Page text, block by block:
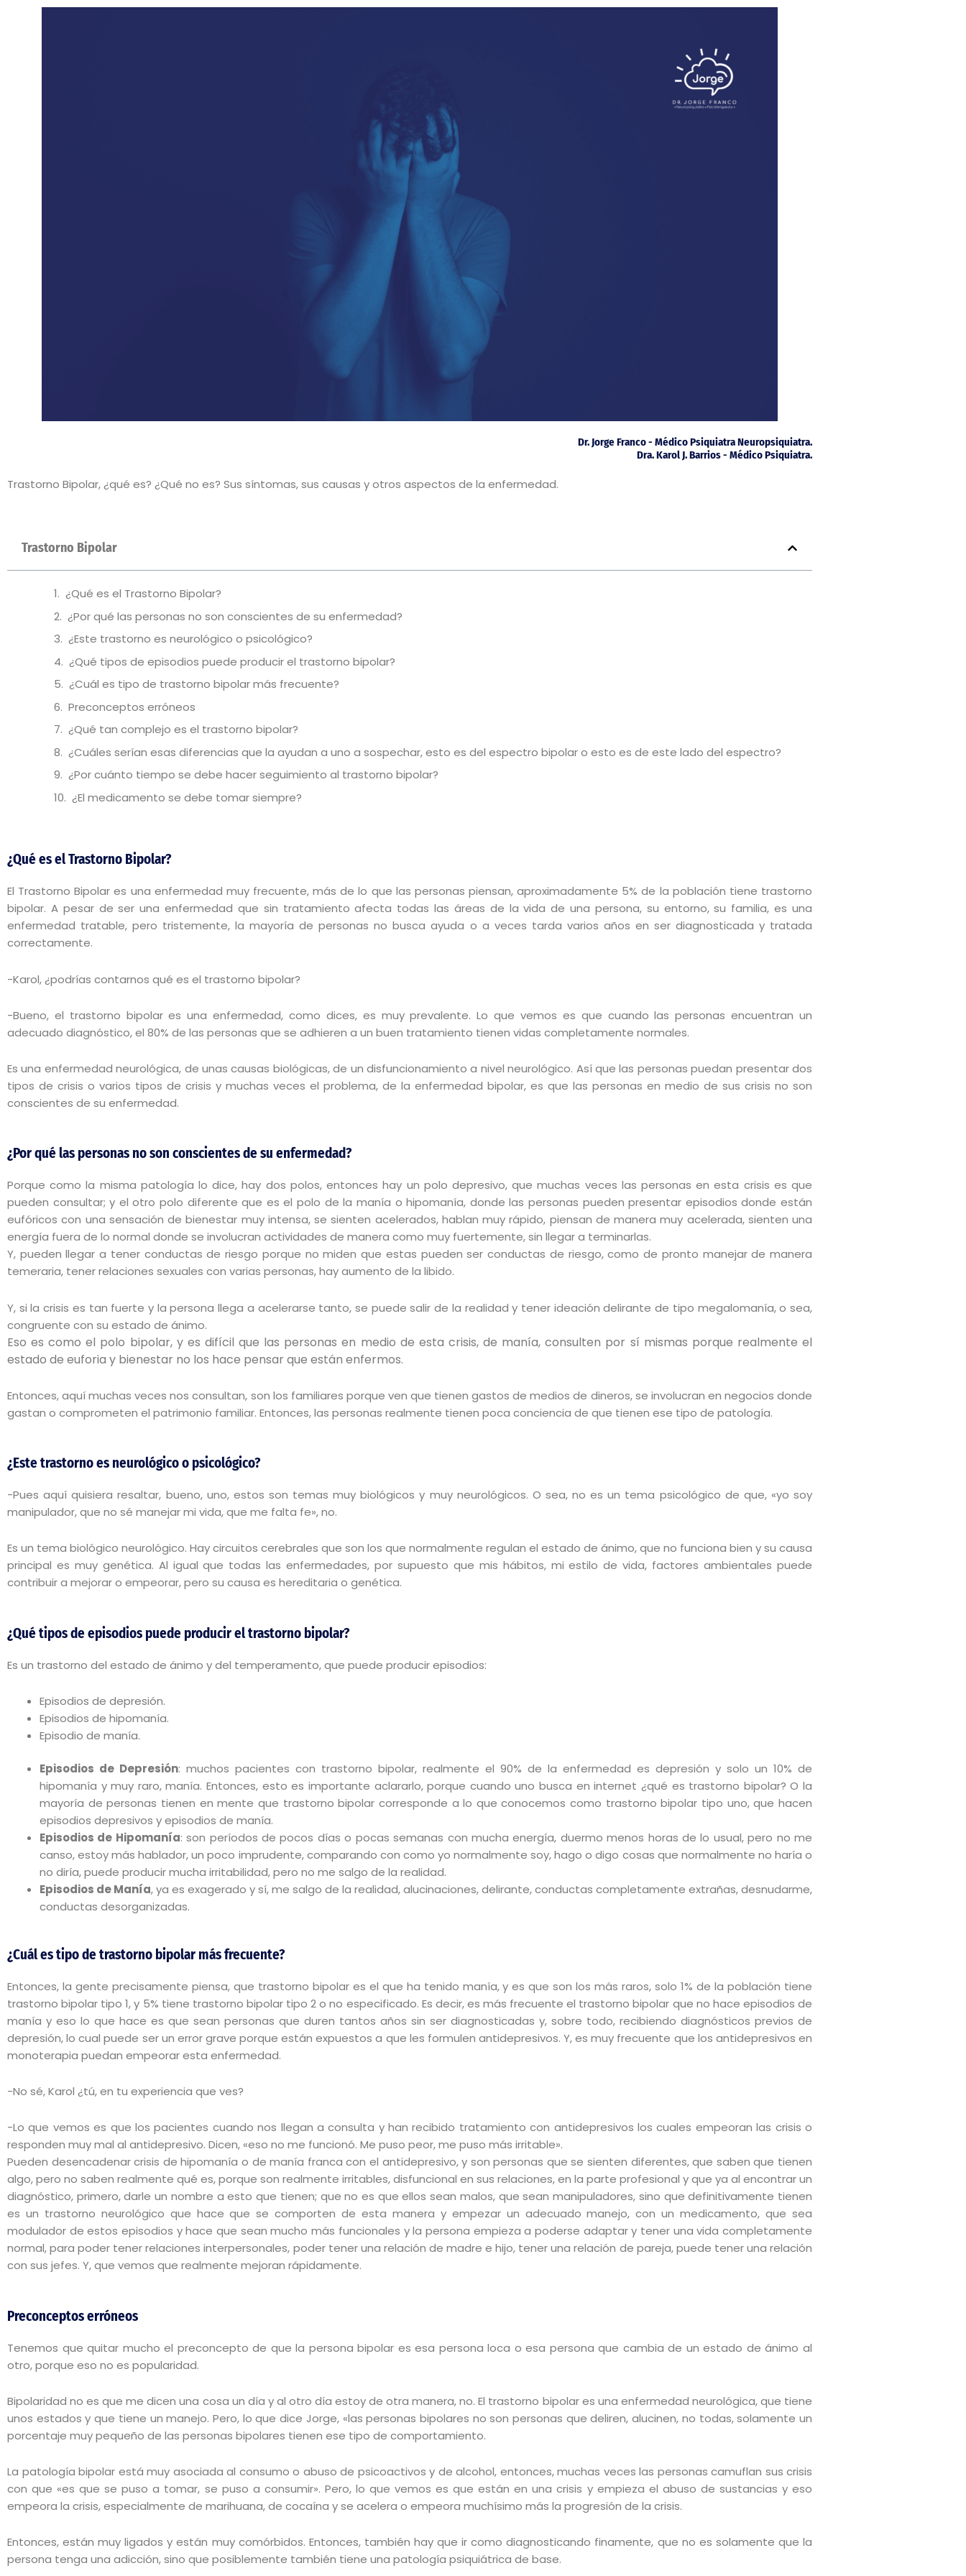
Dr. Jorge Franco - Médico Psiquiatra Neuropsiquiatra.
Dra. Karol J. Barrios - Médico Psiquiatra.
Trastorno Bipolar, ¿qué es? ¿Qué no es? Sus síntomas, sus causas y otros aspectos de la enfermedad.
Trastorno Bipolar
¿Qué es el Trastorno Bipolar?
¿Por qué las personas no son conscientes de su enfermedad?
¿Este trastorno es neurológico o psicológico?
¿Qué tipos de episodios puede producir el trastorno bipolar?
¿Cuál es tipo de trastorno bipolar más frecuente?
Preconceptos erróneos
¿Qué tan complejo es el trastorno bipolar?
¿Cuáles serían esas diferencias que la ayudan a uno a sospechar, esto es del espectro bipolar o esto es de este lado del espectro?
¿Por cuánto tiempo se debe hacer seguimiento al trastorno bipolar?
¿El medicamento se debe tomar siempre?
¿Qué es el Trastorno Bipolar?
El Trastorno Bipolar es una enfermedad muy frecuente, más de lo que las personas piensan, aproximadamente 5% de la población tiene trastorno
bipolar. A pesar de ser una enfermedad que sin tratamiento afecta todas las áreas de la vida de una persona, su entorno, su familia, es una
enfermedad tratable, pero tristemente, la mayoría de personas no busca ayuda o a veces tarda varios años en ser diagnosticada y tratada
correctamente.
-Karol, ¿podrías contarnos qué es el trastorno bipolar?
-Bueno, el trastorno bipolar es una enfermedad, como dices, es muy prevalente. Lo que vemos es que cuando las personas encuentran un
adecuado diagnóstico, el 80% de las personas que se adhieren a un buen tratamiento tienen vidas completamente normales.
Es una enfermedad neurológica, de unas causas biológicas, de un disfuncionamiento a nivel neurológico. Así que las personas puedan presentar dos
tipos de crisis o varios tipos de crisis y muchas veces el problema, de la enfermedad bipolar, es que las personas en medio de sus crisis no son
conscientes de su enfermedad.
¿Por qué las personas no son conscientes de su enfermedad?
Porque como la misma patología lo dice, hay dos polos, entonces hay un polo depresivo, que muchas veces las personas en esta crisis es que
pueden consultar; y el otro polo diferente que es el polo de la manía o hipomanía, donde las personas pueden presentar episodios donde están
eufóricos con una sensación de bienestar muy intensa, se sienten acelerados, hablan muy rápido, piensan de manera muy acelerada, sienten una
energía fuera de lo normal donde se involucran actividades de manera como muy fuertemente, sin llegar a terminarlas.
Y, pueden llegar a tener conductas de riesgo porque no miden que estas pueden ser conductas de riesgo, como de pronto manejar de manera
temeraria, tener relaciones sexuales con varias personas, hay aumento de la libido.
Y, si la crisis es tan fuerte y la persona llega a acelerarse tanto, se puede salir de la realidad y tener ideación delirante de tipo megalomanía, o sea,
congruente con su estado de ánimo.
Eso es como el polo bipolar, y es difícil que las personas en medio de esta crisis, de manía, consulten por sí mismas porque realmente el
estado de euforia y bienestar no los hace pensar que están enfermos.
Entonces, aquí muchas veces nos consultan, son los familiares porque ven que tienen gastos de medios de dineros, se involucran en negocios donde
gastan o comprometen el patrimonio familiar. Entonces, las personas realmente tienen poca conciencia de que tienen ese tipo de patología.
¿Este trastorno es neurológico o psicológico?
-Pues aquí quisiera resaltar, bueno, uno, estos son temas muy biológicos y muy neurológicos. O sea, no es un tema psicológico de que, «yo soy
manipulador, que no sé manejar mi vida, que me falta fe», no.
Es un tema biológico neurológico. Hay circuitos cerebrales que son los que normalmente regulan el estado de ánimo, que no funciona bien y su causa
principal es muy genética. Al igual que todas las enfermedades, por supuesto que mis hábitos, mi estilo de vida, factores ambientales puede
contribuir a mejorar o empeorar, pero su causa es hereditaria o genética.
¿Qué tipos de episodios puede producir el trastorno bipolar?
Es un trastorno del estado de ánimo y del temperamento, que puede producir episodios:
Episodios de depresión.
Episodios de hipomanía.
Episodio de manía.
Episodios de Depresión: muchos pacientes con trastorno bipolar, realmente el 90% de la enfermedad es depresión y solo un 10% de
hipomanía y muy raro, manía. Entonces, esto es importante aclararlo, porque cuando uno busca en internet ¿qué es trastorno bipolar? O la
mayoría de personas tienen en mente que trastorno bipolar corresponde a lo que conocemos como trastorno bipolar tipo uno, que hacen
episodios depresivos y episodios de manía.
Episodios de Hipomanía: son períodos de pocos días o pocas semanas con mucha energía, duermo menos horas de lo usual, pero no me
canso, estoy más hablador, un poco imprudente, comparando con como yo normalmente soy, hago o digo cosas que normalmente no haría o
no diría, puede producir mucha irritabilidad, pero no me salgo de la realidad.
Episodios de Manía, ya es exagerado y sí, me salgo de la realidad, alucinaciones, delirante, conductas completamente extrañas, desnudarme,
conductas desorganizadas.
¿Cuál es tipo de trastorno bipolar más frecuente?
Entonces, la gente precisamente piensa, que trastorno bipolar es el que ha tenido manía, y es que son los más raros, solo 1% de la población tiene
trastorno bipolar tipo 1, y 5% tiene trastorno bipolar tipo 2 o no especificado. Es decir, es más frecuente el trastorno bipolar que no hace episodios de
manía y eso lo que hace es que sean personas que duren tantos años sin ser diagnosticadas y, sobre todo, recibiendo diagnósticos previos de
depresión, lo cual puede ser un error grave porque están expuestos a que les formulen antidepresivos. Y, es muy frecuente que los antidepresivos en
monoterapia puedan empeorar esta enfermedad.
-No sé, Karol ¿tú, en tu experiencia que ves?
-Lo que vemos es que los pacientes cuando nos llegan a consulta y han recibido tratamiento con antidepresivos los cuales empeoran las crisis o
responden muy mal al antidepresivo. Dicen, «eso no me funcionó. Me puso peor, me puso más irritable».
Pueden desencadenar crisis de hipomanía o de manía franca con el antidepresivo, y son personas que se sienten diferentes, que saben que tienen
algo, pero no saben realmente qué es, porque son realmente irritables, disfuncional en sus relaciones, en la parte profesional y que ya al encontrar un
diagnóstico, primero, darle un nombre a esto que tienen; que no es que ellos sean malos, que sean manipuladores, sino que definitivamente tienen
es un trastorno neurológico que hace que se comporten de esta manera y empezar un adecuado manejo, con un medicamento, que sea
modulador de estos episodios y hace que sean mucho más funcionales y la persona empieza a poderse adaptar y tener una vida completamente
normal, para poder tener relaciones interpersonales, poder tener una relación de madre e hijo, tener una relación de pareja, puede tener una relación
con sus jefes. Y, que vemos que realmente mejoran rápidamente.
Preconceptos erróneos
Tenemos que quitar mucho el preconcepto de que la persona bipolar es esa persona loca o esa persona que cambia de un estado de ánimo al
otro, porque eso no es popularidad.
Bipolaridad no es que me dicen una cosa un día y al otro día estoy de otra manera, no. El trastorno bipolar es una enfermedad neurológica, que tiene
unos estados y que tiene un manejo. Pero, lo que dice Jorge, «las personas bipolares no son personas que deliren, alucinen, no todas, solamente un
porcentaje muy pequeño de las personas bipolares tienen ese tipo de comportamiento.
La patología bipolar está muy asociada al consumo o abuso de psicoactivos y de alcohol, entonces, muchas veces las personas camuflan sus crisis
con que «es que se puso a tomar, se puso a consumir». Pero, lo que vemos es que están en una crisis y empieza el abuso de sustancias y eso
empeora la crisis, especialmente de marihuana, de cocaína y se acelera o empeora muchísimo más la progresión de la crisis.
Entonces, están muy ligados y están muy comórbidos. Entonces, también hay que ir como diagnosticando finamente, que no es solamente que la
persona tenga una adicción, sino que posiblemente también tiene una patología psiquiátrica de base.